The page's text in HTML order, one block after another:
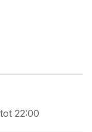
22:00